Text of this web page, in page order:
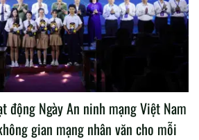
động Ngày An ninh mạng Việt Nam
gian mạng nhân văn cho mỗi